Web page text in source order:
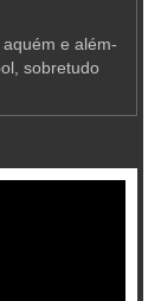
e além-
sobretudo